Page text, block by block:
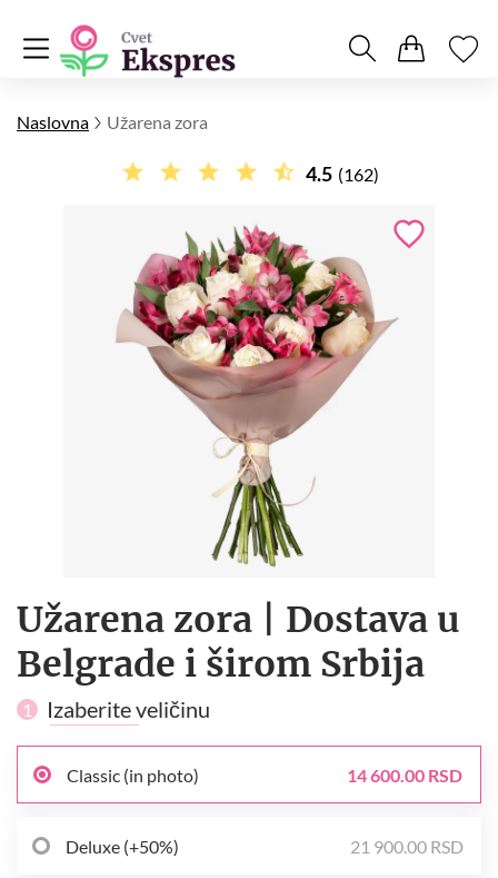
Naslovna Užarena zora
4.5 (162)
Užarena zora | Dostava u
Belgrade i širom Srbija
1 Izaberite veličinu
Classic (in photo) 14 600.00 RSD
Deluxe (+50%) 21 900.00 RSD